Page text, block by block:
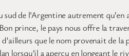
de l’Argentine autrement
prince, le pays nous offre la
d’ailleurs que le nom provenait de
lorsqu’il a aperçu en longeant le